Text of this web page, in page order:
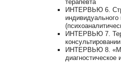
терапевта
ИНТЕРВЬЮ 6.
ИНТЕРВЬЮ 7.
ИНТЕРВЬЮ 8.